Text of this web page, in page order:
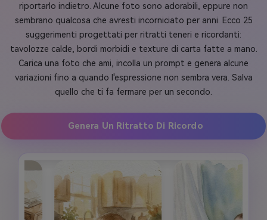
riportarlo indietro. Alcune foto sono adorabili, eppure non
sembrano qualcosa che avresti incorniciato per anni. Ecco 25
suggerimenti progettati per ritratti teneri e ricordanti:
tavolozze calde, bordi morbidi e texture di carta fatte a mano.
Carica una foto che ami, incolla un prompt e genera alcune
variazioni fino a quando l'espressione non sembra vera. Salva
quello che ti fa fermare per un secondo.
Genera Un Ritratto Di Ricordo